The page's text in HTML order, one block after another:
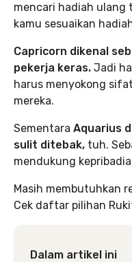
mencari hadiah ulang
kamu sesuaikan
Capricorn dikenal
pekerja keras. Jadi
harus menyokong
mereka.
Sementara Aquarius
sulit ditebak, tuh.
mendukung
Masih membutuhkan
Cek daftar pilihan
Dalam artikel ini